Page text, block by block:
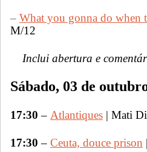
– What you gonna do when
M/12
Inclui abertura e
Sábado, 03 de
17:30 – Atlantiques | Mati
17:30 – Ceuta, douce prison